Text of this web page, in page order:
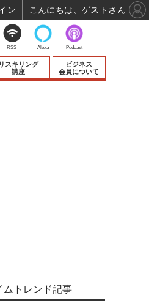
リスキリング
講座
ビジネス
会員について
ムトレンド記事
RSS Alexa Podcast
ン こんにちは、ゲストさん